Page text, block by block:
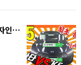
15부! 최초로 공개된 실내 디자인! K5 디자인과 쏘나타 비교! 실제 차량! KIA K5 OPTIMA DL3! 3rd 풀체인지